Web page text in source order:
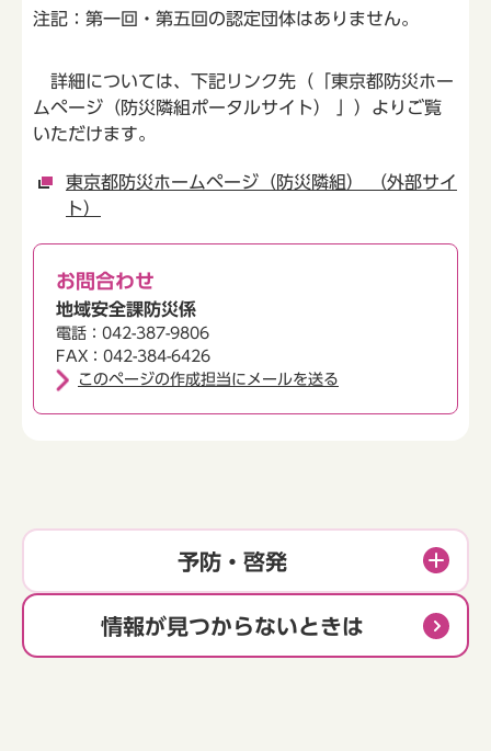
注記：第一回・第五回の認定団体はありません。
詳細については、下記リンク先（「東京都防災ホー
ムページ（防災隣組ポータルサイト） 」）よりご覧
いただけます。
東京都防災ホームページ（防災隣組） （外部サイ
ト）
お問合わせ
地域安全課防災係
電話：042-387-9806
FAX：042-384-6426
このページの作成担当にメールを送る
予防・啓発
情報が見つからないときは